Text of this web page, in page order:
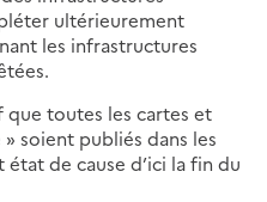
ultérieurement
les infrastructures
toutes les cartes et
» soient publiés dans les
de cause d’ici la fin du